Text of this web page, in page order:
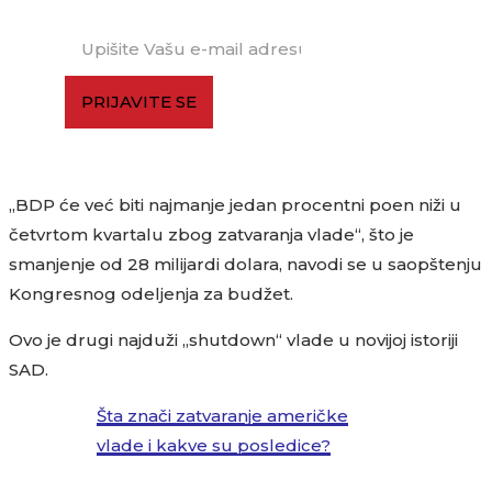
PRIJAVITE SE
„BDP će već biti najmanje jedan procentni poen niži u
četvrtom kvartalu zbog zatvaranja vlade“, što je
smanjenje od 28 milijardi dolara, navodi se u saopštenju
Kongresnog odeljenja za budžet.
Ovo je drugi najduži „shutdown“ vlade u novijoj istoriji
SAD.
Šta znači zatvaranje američke
vlade i kakve su posledice?